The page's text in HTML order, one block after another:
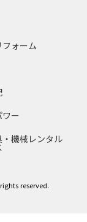
ォーム
ー
・機械レンタル
reserved.